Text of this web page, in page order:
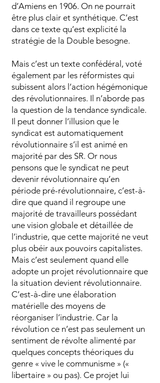
d’Amiens en 1906. On ne pourrait
être plus clair et synthétique. C’est
dans ce texte qu’est explicité la
stratégie de la Double besogne.
Mais c’est un texte confédéral, voté
également par les réformistes qui
subissent alors l’action hégémonique
des révolutionnaires. Il n’aborde pas
la question de la tendance syndicale.
Il peut donner l’illusion que le
syndicat est automatiquement
révolutionnaire s’il est animé en
majorité par des SR. Or nous
pensons que le syndicat ne peut
devenir révolutionnaire qu’en
période pré-révolutionnaire, c’est-à-
dire que quand il regroupe une
majorité de travailleurs possédant
une vision globale et détaillée de
l’industrie, que cette majorité ne veut
plus obéir aux pouvoirs capitalistes.
Mais c’est seulement quand elle
adopte un projet révolutionnaire que
la situation devient révolutionnaire.
C’est-à-dire une élaboration
matérielle des moyens de
réorganiser l’industrie. Car la
révolution ce n’est pas seulement un
sentiment de révolte alimenté par
quelques concepts théoriques du
genre « vive le communisme » («
libertaire » ou pas). Ce projet lui